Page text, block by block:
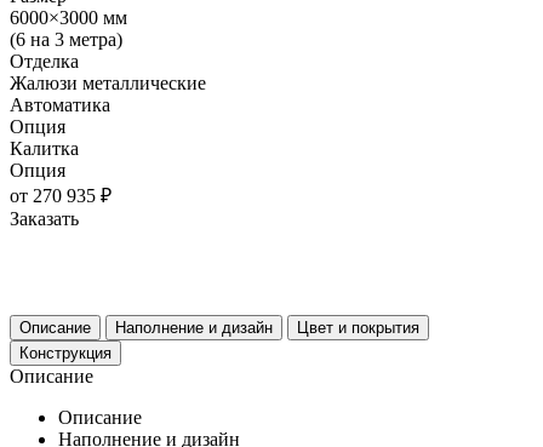
6000×3000 мм
(6 на 3 метра)
Отделка
Жалюзи металлические
Автоматика
Опция
Калитка
Опция
от 270 935 ₽
Заказать
Описание Наполнение и дизайн
Цвет и покрытия
Конструкция
Описание
Описание
Наполнение и дизайн